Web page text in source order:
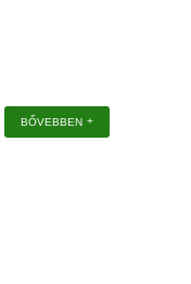
BŐVEBBEN